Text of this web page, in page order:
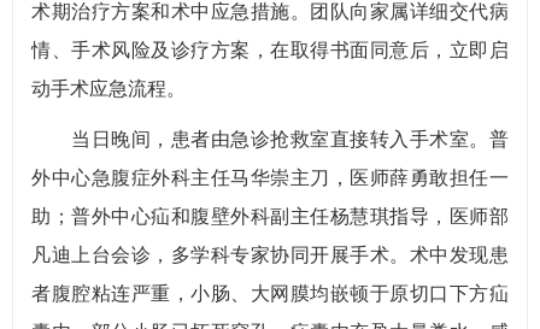
术期治疗方案和术中应急措施。团队向家属详细交代病
情、手术风险及诊疗方案，在取得书面同意后，立即启
动手术应急流程。
当日晚间，患者由急诊抢救室直接转入手术室。普
外中心急腹症外科主任马华崇主刀，医师薛勇敢担任一
助；普外中心疝和腹壁外科副主任杨慧琪指导，医师部
凡迪上台会诊，多学科专家协同开展手术。术中发现患
者腹腔粘连严重，小肠、大网膜均嵌顿于原切口下方疝